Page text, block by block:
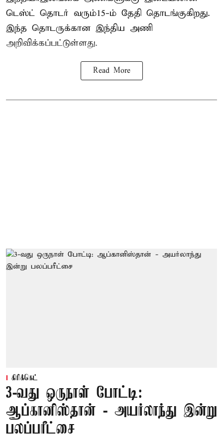
டெஸ்ட் தொடர் வரும்15-ம் தேதி தொடங்குகிறது.
இந்த தொடருக்கான இந்திய அணி
அறிவிக்கப்பட்டுள்ளது.
Read More
கிரிக்கெட்
3-வது ஒருநாள் போட்டி:
ஆப்கானிஸ்தான் - அயர்லாந்து இன்று
பலப்பரீட்சை